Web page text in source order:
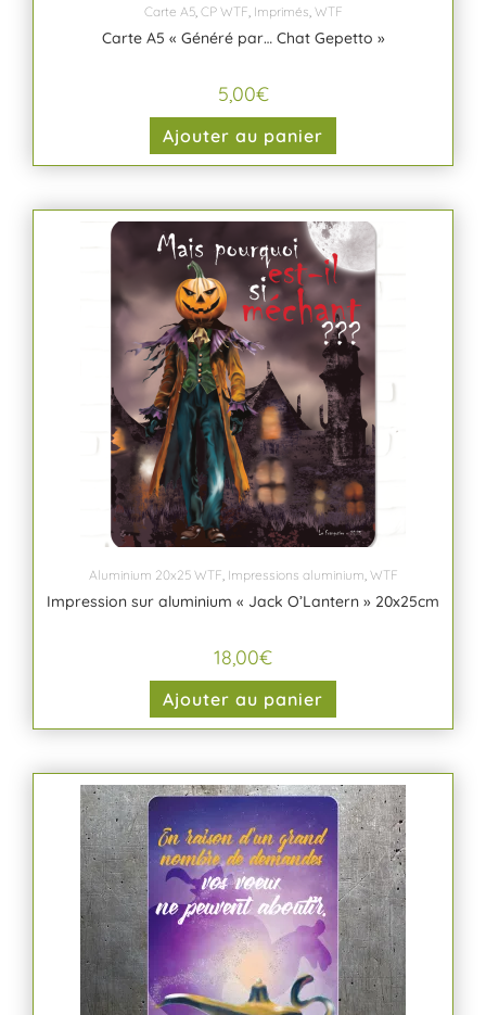
Carte A5, CP WTF, Imprimés, WTF
Carte A5 « Généré par… Chat Gepetto »
5,00€
Ajouter au panier
Aluminium 20x25 WTF, Impressions aluminium, WTF
Impression sur aluminium « Jack O’Lantern » 20x25cm
18,00€
Ajouter au panier